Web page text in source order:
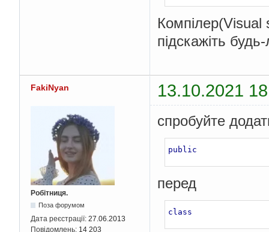
Компілер(Visual
підскажіть
FakiNyan 13.10.2021
Робітниця.
Поза форумом
Дата реєстрації: 27.06.2013
Повідомлень: 14 203
спробуйте
public
перед
class